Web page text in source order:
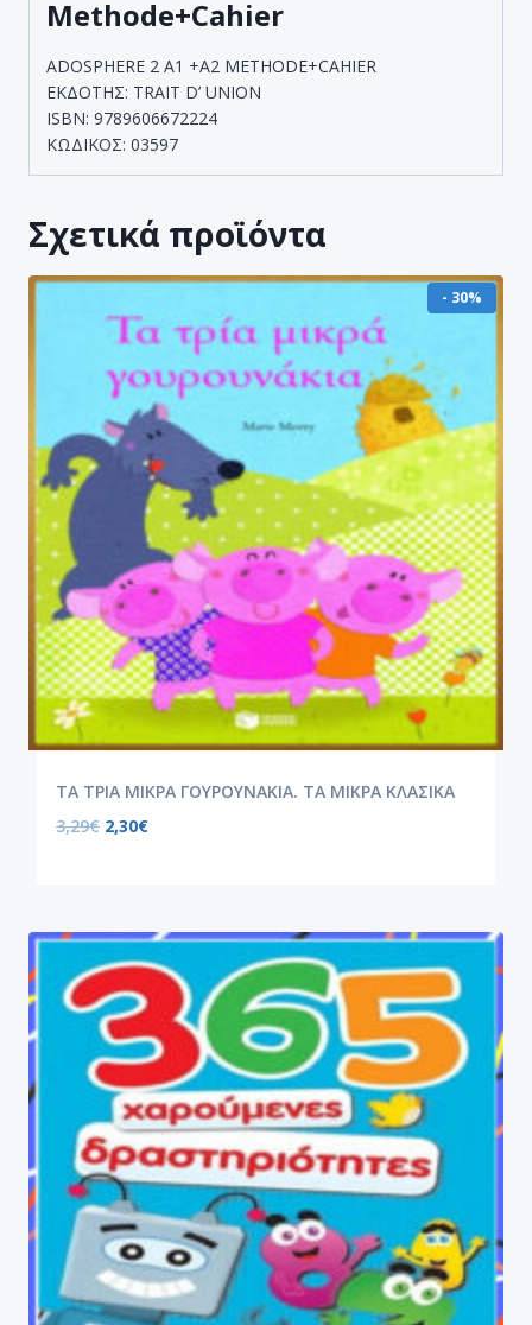
Methode+Cahier
ADOSPHERE 2 A1 +A2 METHODE+CAHIER
ΕΚΔΟΤΗΣ: TRAIT D’ UNION
ISBN: 9789606672224
ΚΩΔΙΚΟΣ: 03597
Σχετικά προϊόντα
- 30%
ΤΑ ΤΡΙΑ ΜΙΚΡΑ ΓΟΥΡΟΥΝΑΚΙΑ. ΤΑ ΜΙΚΡΑ ΚΛΑΣΙΚΑ
3,29€ 2,30€